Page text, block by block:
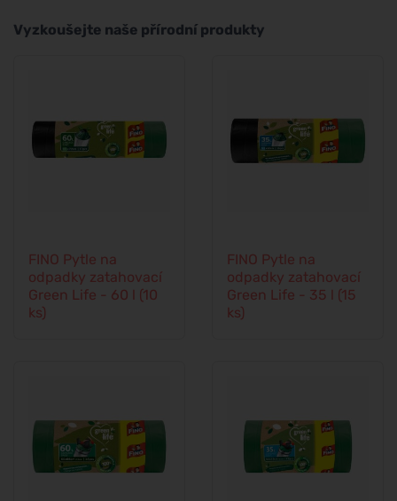
Vyzkoušejte naše přírodní produkty
FINO Pytle na
odpadky zatahovací
Green Life - 60 l (10
ks)
FINO Pytle na
odpadky zatahovací
Green Life - 35 l (15
ks)